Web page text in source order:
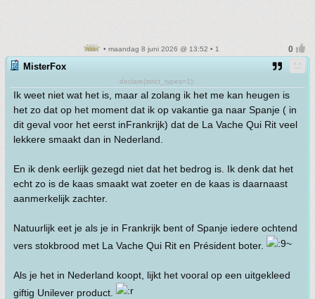
• maandag 8 juni 2026 @ 13:52 • 1
MisterFox
declare(strict_types=1);
Ik weet niet wat het is, maar al zolang ik het me kan heugen is
het zo dat op het moment dat ik op vakantie ga naar Spanje ( in
dit geval voor het eerst inFrankrijk) dat de La Vache Qui Rit veel
lekkere smaakt dan in Nederland.
En ik denk eerlijk gezegd niet dat het bedrog is. Ik denk dat het
echt zo is de kaas smaakt wat zoeter en de kaas is daarnaast
aanmerkelijk zachter.
Natuurlijk eet je als je in Frankrijk bent of Spanje iedere ochtend
vers stokbrood met La Vache Qui Rit en Président boter.
Als je het in Nederland koopt, lijkt het vooral op een uitgekleed
giftig Unilever product.